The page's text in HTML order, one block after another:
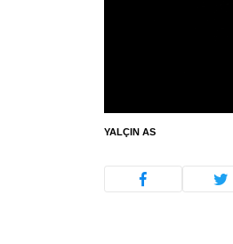
YALÇIN AS